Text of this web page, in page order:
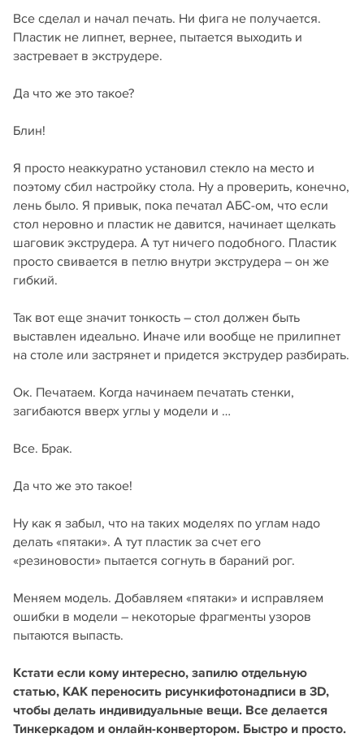
Все сделал и начал печать. Ни фига не получается.
Пластик не липнет, вернее, пытается выходить и
застревает в экструдере.
Да что же это такое?
Блин!
Я просто неаккуратно установил стекло на место и
поэтому сбил настройку стола. Ну а проверить, конечно,
лень было. Я привык, пока печатал АБС-ом, что если
стол неровно и пластик не давится, начинает щелкать
шаговик экструдера. А тут ничего подобного. Пластик
просто свивается в петлю внутри экструдера – он же
гибкий.
Так вот еще значит тонкость – стол должен быть
выставлен идеально. Иначе или вообще не прилипнет
на столе или застрянет и придется экструдер разбирать.
Ок. Печатаем. Когда начинаем печатать стенки,
загибаются вверх углы у модели и …
Все. Брак.
Да что же это такое!
Ну как я забыл, что на таких моделях по углам надо
делать «пятаки». А тут пластик за счет его
«резиновости» пытается согнуть в бараний рог.
Меняем модель. Добавляем «пятаки» и исправляем
ошибки в модели – некоторые фрагменты узоров
пытаются выпасть.
Кстати если кому интересно, запилю отдельную
статью, КАК переносить рисункифотонадписи в 3D,
чтобы делать индивидуальные вещи. Все делается
Тинкеркадом и онлайн-конвертором. Быстро и просто.